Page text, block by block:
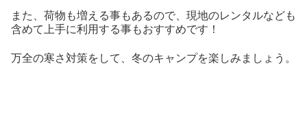
また、荷物も増える事もあるので、現地のレンタルなども
含めて上手に利用する事もおすすめです！
万全の寒さ対策をして、冬のキャンプを楽しみましょう。